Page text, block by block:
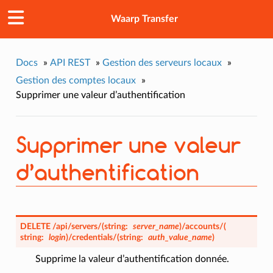
Waarp Transfer
Docs » API REST » Gestion des serveurs locaux
»
Gestion des comptes locaux
»
Supprimer une valeur d’authentification
Supprimer une valeur
d’authentification
DELETE /api/servers/(string: server_name)/accounts/(
string:
login)/credentials/(string: auth_value_name)
Supprime la valeur d’authentification donnée.